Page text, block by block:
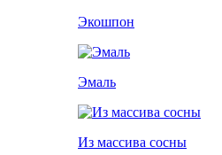
Экошпон
Эмаль
Из массива сосны